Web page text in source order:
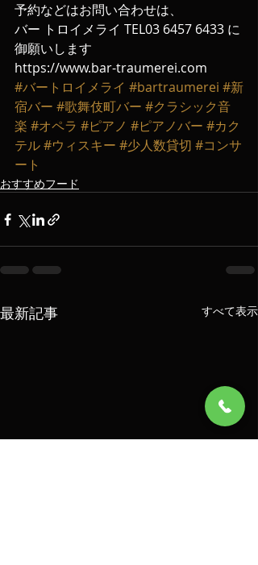
予約などはお問い合わせは、
バー トロイメライ TEL03 6457 6433 に
御願いします
https://www.bar-traumerei.com
#バートロイメライ #bartraumerei #新
宿バー #歌舞伎町バー #クラシック音
楽 #オペラ #ピアノ #ピアノバー #カク
テル#ウィスキー #少人数貸切 #コンサ
ート
おすすめフード
最新記事 すべて表示